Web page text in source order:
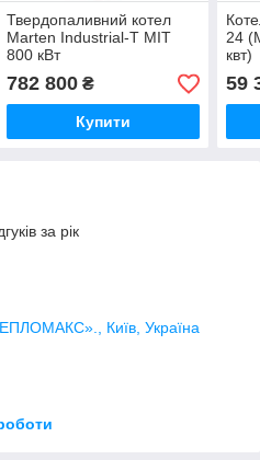
Твердопаливний котел
Marten Industrial-Т МІТ
800 кВт
782 800₴
Купити
24
квт)
59
за рік
Київ, Україна